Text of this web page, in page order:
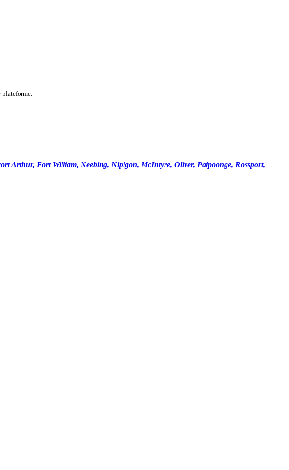
Arthur, Fort William, Neebing, Nipigon, McIntyre, Oliver, Paipoonge, Rossport,